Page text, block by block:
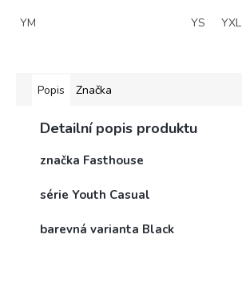
YM YS YXL
Popis Značka
Detailní popis produktu
značka Fasthouse
série Youth Casual
barevná varianta Black